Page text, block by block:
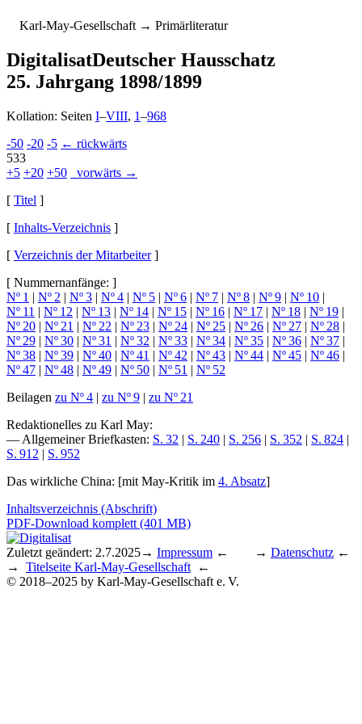
Karl-May-Gesellschaft → Primärliteratur
DigitalisatDeutscher Hausschatz
25. Jahrgang 1898/1899
Kollation: Seiten I–VIII, 1–968
-50 -20 -5 ← rückwärts
533
+5 +20 +50
vorwärts →
[ Titel ]
[ Inhalts-Verzeichnis ]
[ Verzeichnis der Mitarbeiter]
[ Nummernanfänge: ]
Nº 1 | Nº 2 | Nº 3 | Nº 4 | Nº 5 | Nº 6 | Nº 7 | Nº 8 | Nº 9 | Nº 10 |
Nº 11 | Nº 12 | Nº 13 | Nº 14 | Nº 15 | Nº 16 | Nº 17 | Nº 18 | Nº 19 |
Nº 20 | Nº 21 | Nº 22 | Nº 23 | Nº 24 | Nº 25 | Nº 26 | Nº 27 | Nº 28 |
Nº 29 | Nº 30 | Nº 31 | Nº 32 | Nº 33 | Nº 34 | Nº 35 | Nº 36 | Nº 37 |
Nº 38 | Nº 39 | Nº 40 | Nº 41 | Nº 42 | Nº 43 | Nº 44 | Nº 45 | Nº 46 |
Nº 47 | Nº 48 | Nº 49 | Nº 50 | Nº 51 | Nº 52
Beilagen zu Nº 4 | zu Nº 9 | zu Nº 21
Redaktionelles zu Karl May:
— Allgemeiner Briefkasten: S. 32 | S. 240 | S. 256 | S. 352 | S. 824 |
S. 912 | S. 952
Das wirkliche China: [mit May-Kritik im 4. Absatz]
Inhaltsverzeichnis (Abschrift)
PDF-Download komplett (401 MB)
Zuletzt geändert: 2.7.2025→ Impressum ← → Datenschutz ←
→ Titelseite Karl-May-Gesellschaft ←
© 2018–2025 by Karl-May-Gesellschaft e. V.